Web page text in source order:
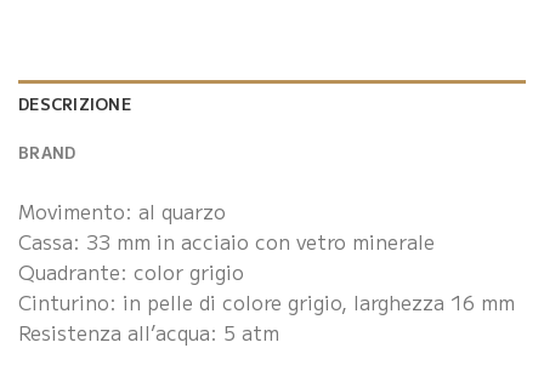
DESCRIZIONE
BRAND
Movimento: al quarzo
Cassa: 33 mm in acciaio con vetro minerale
Quadrante: color grigio
Cinturino: in pelle di colore grigio, larghezza 16 mm
Resistenza all’acqua: 5 atm